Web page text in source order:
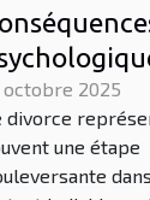
sur les
octobre 2025
divorce
une étape